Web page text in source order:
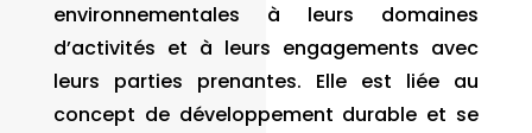
environnementales à leurs domaines
d’activités et à leurs engagements avec
leurs parties prenantes. Elle est liée au
concept de développement durable et se